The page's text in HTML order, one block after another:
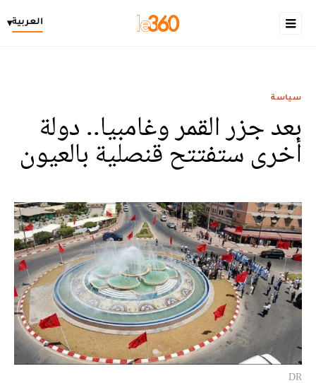
العربية▾
سياسة
بعد جزر القمر وغامبيا.. دولة
أخرى ستفتتح قنصلية بالعيون
DR